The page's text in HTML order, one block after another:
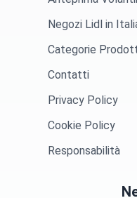
Negozi Lidl in
Categorie
Contatti
Privacy Policy
Cookie Policy
Responsabilità